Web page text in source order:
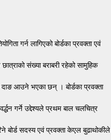
गर्न लागिएको बोर्डका प्रवक्ता एवं
संख्या बराबरी रहेको सामुहिक
दाङ आउने भएका छन् । बोर्डका प्रवक्ता
गर्ने उद्देश्यले प्रथम बाल चलचित्र
बोर्ड सदस्य एवं प्रवक्ता केएल बुढाथोकीले